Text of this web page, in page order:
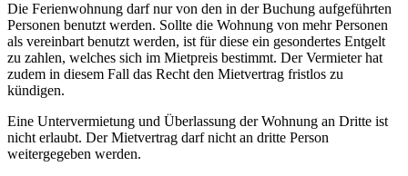
Die Ferienwohnung darf nur von den in der Buchung aufgeführten
Personen benutzt werden. Sollte die Wohnung von mehr Personen
als vereinbart benutzt werden, ist für diese ein gesondertes Entgelt
zu zahlen, welches sich im Mietpreis bestimmt. Der Vermieter hat
zudem in diesem Fall das Recht den Mietvertrag fristlos zu
kündigen.
Eine Untervermietung und Überlassung der Wohnung an Dritte ist
nicht erlaubt. Der Mietvertrag darf nicht an dritte Person
weitergegeben werden.